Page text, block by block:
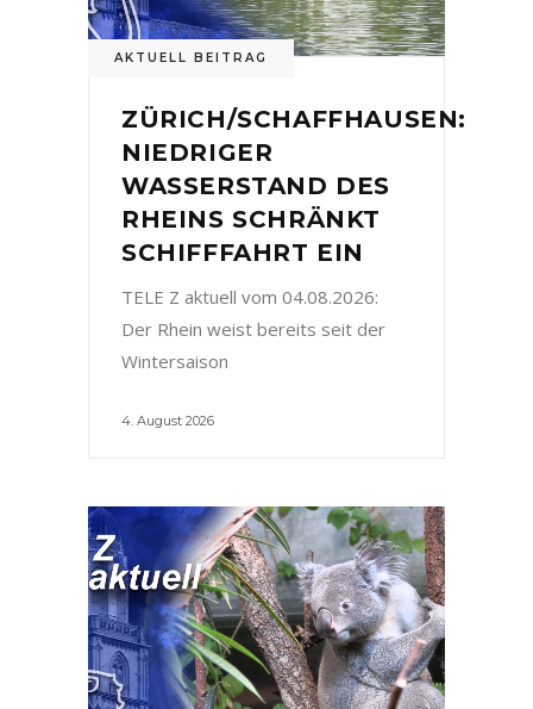
AKTUELL BEITRAG
ZÜRICH/SCHAFFHAUSEN:
NIEDRIGER
WASSERSTAND DES
RHEINS SCHRÄNKT
SCHIFFFAHRT EIN
TELE Z aktuell vom 04.08.2026:
Der Rhein weist bereits seit der
Wintersaison
4. August 2026